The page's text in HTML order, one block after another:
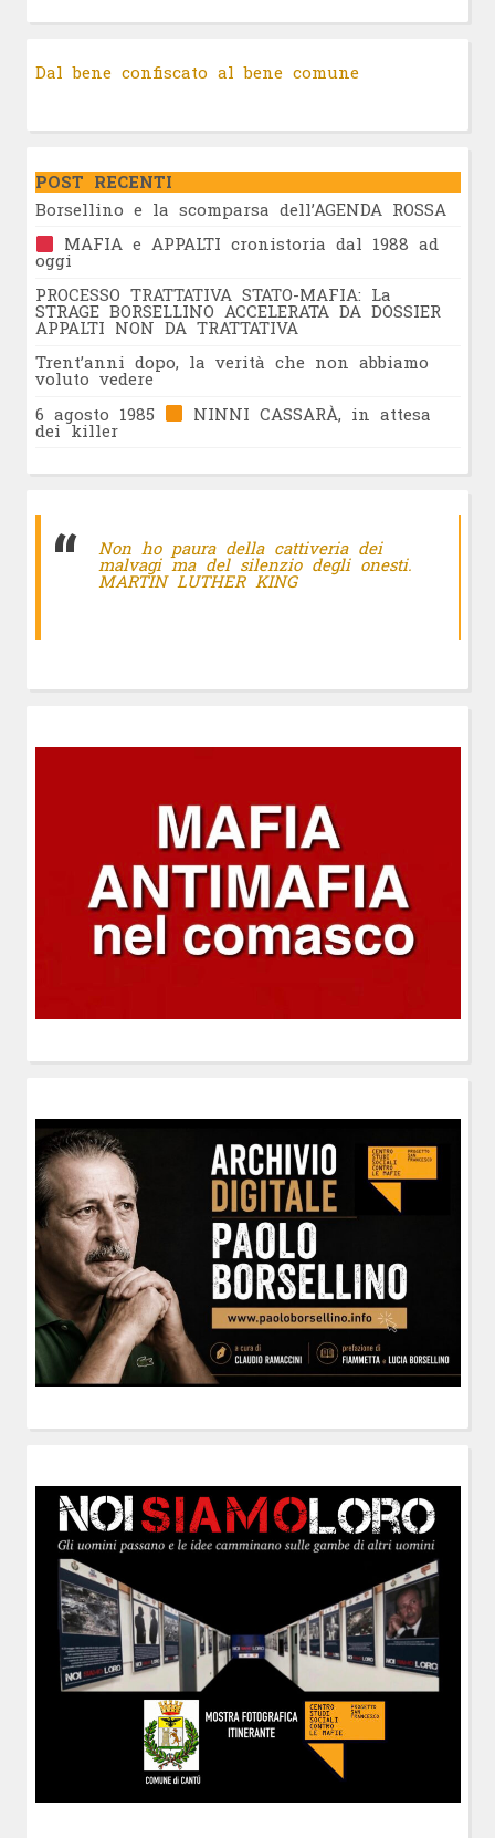
Dal bene confiscato al bene comune
POST RECENTI
Borsellino e la scomparsa dell’AGENDA ROSSA
MAFIA e APPALTI cronistoria dal 1988 ad
oggi
PROCESSO TRATTATIVA STATO-MAFIA: La
STRAGE BORSELLINO ACCELERATA DA DOSSIER
APPALTI NON DA TRATTATIVA
Trent’anni dopo, la verità che non abbiamo
voluto vedere
6 agosto 1985
NINNI CASSARÀ, in attesa
dei killer
Non ho paura della cattiveria dei
malvagi ma del silenzio degli onesti.
MARTIN LUTHER KING